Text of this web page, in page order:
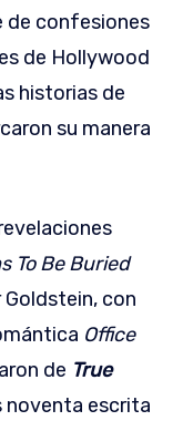
de confesiones
de Hollywood
historias de
su manera
To Be Buried
con
Office
de True
noventa escrita